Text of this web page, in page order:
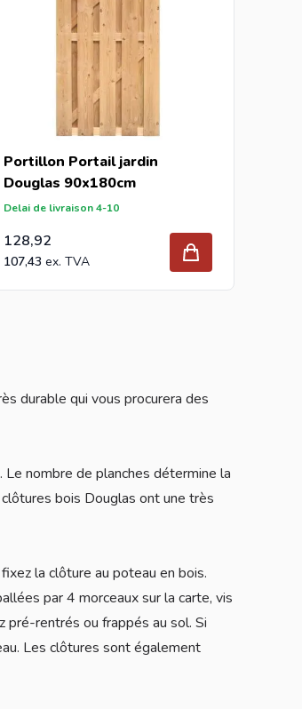
Portillon Portail jardin
Douglas 90x180cm
Delai de livraison 4-10
128,92
107,43
durable qui vous procurera des
nombre de planches détermine la
bois Douglas ont une très
la clôture au poteau en bois.
par 4 morceaux sur la carte, vis
pré-rentrés ou frappés au sol. Si
Les clôtures sont également